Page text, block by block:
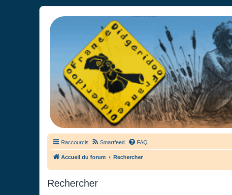
France Didgeridoo
Didgeridoo et Guimbarde sur France Didgeridoo - retrouvez la communauté.
Raccourcis Smartfeed FAQ
Accueil du forum Rechercher
Rechercher